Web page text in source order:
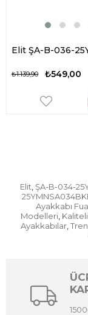
₺549,00
₺1.139,90
Elit ŞA-B-034-
Ayakkabı
Modelleri
Ayakkabılar,